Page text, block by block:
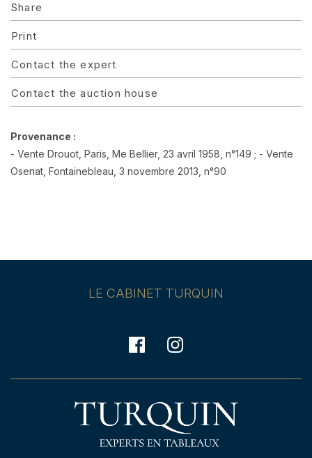
Share
Print
Contact the expert
Contact the auction house
Provenance :
- Vente Drouot, Paris, Me Bellier, 23 avril 1958, n°149 ; - Vente
Osenat, Fontainebleau, 3 novembre 2013, n°90
LE CABINET TURQUIN